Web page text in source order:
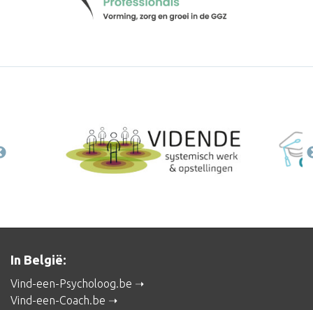
In België:
Vind-een-Psycholoog.be
Vind-een-Coach.be